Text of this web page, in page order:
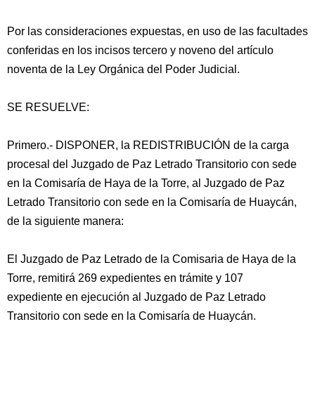
Por las consideraciones expuestas, en uso de las facultades
conferidas en los incisos tercero y noveno del artículo
noventa de la Ley Orgánica del Poder Judicial.
SE RESUELVE:
Primero.- DISPONER, la REDISTRIBUCIÓN de la carga
procesal del Juzgado de Paz Letrado Transitorio con sede
en la Comisaría de Haya de la Torre, al Juzgado de Paz
Letrado Transitorio con sede en la Comisaría de Huaycán,
de la siguiente manera:
El Juzgado de Paz Letrado de la Comisaria de Haya de la
Torre, remitirá 269 expedientes en trámite y 107
expediente en ejecución al Juzgado de Paz Letrado
Transitorio con sede en la Comisaría de Huaycán.